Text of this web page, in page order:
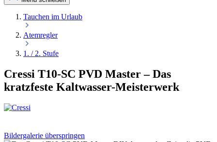
Tauchen im Urlaub
Atemregler
1. / 2. Stufe
Cressi T10-SC PVD Master – Das
kratzfeste Kaltwasser-Meisterwerk
Bildergalerie überspringen